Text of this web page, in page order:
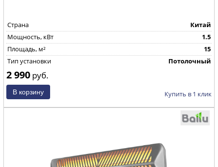
Страна
Китай
Мощность, кВт
1.5
Площадь, м²
15
Тип установки
Потолочный
2 990 руб.
Купить в 1 клик